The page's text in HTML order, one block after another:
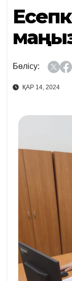
Бөлісу:
ҚАР 14, 2024